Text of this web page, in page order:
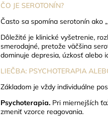
ČO JE SEROTONÍN?
Často sa spomína serotonín ako „
Dôležité je klinické vyšetrenie,
smerodajné, pretože väčšina
dominuje depresia, úzkosť alebo
LIEČBA: PSYCHOTERAPIA
Základom je vždy individuálne
Psychoterapia. Pri miernejších
zmeniť vzorce reagovania.